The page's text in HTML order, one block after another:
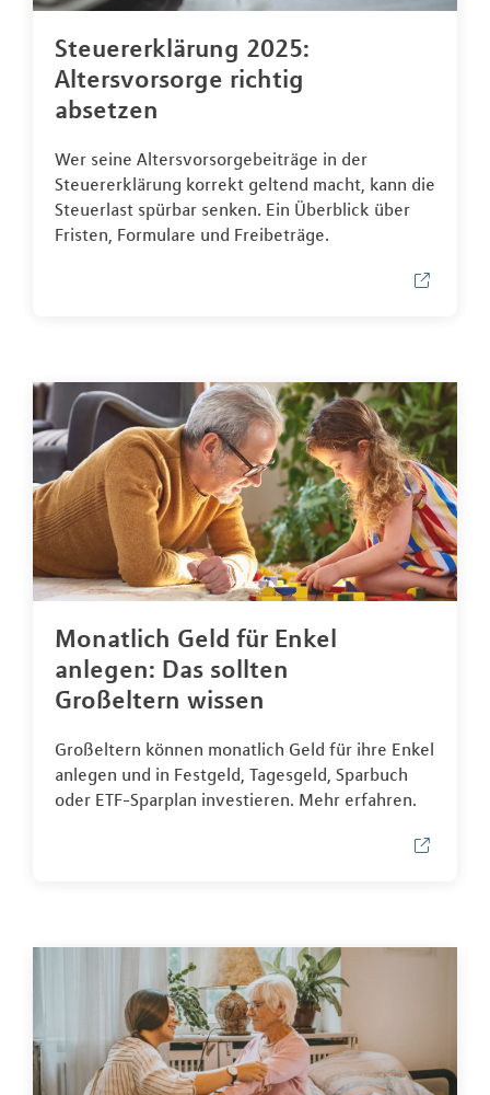
Steuererklärung 2025:
Altersvorsorge richtig
absetzen
Wer seine Altersvorsorgebeiträge in der
Steuererklärung korrekt geltend macht, kann die
Steuerlast spürbar senken. Ein Überblick über
Fristen, Formulare und Freibeträge.
Monatlich Geld für Enkel
anlegen: Das sollten
Großeltern wissen
Großeltern können monatlich Geld für ihre Enkel
anlegen und in Festgeld, Tagesgeld, Sparbuch
oder ETF-Sparplan investieren. Mehr erfahren.